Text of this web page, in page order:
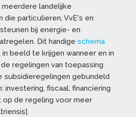
landelijke
die particulieren, VvE's en
bij energie- en
Dit handige schema
beeld te krijgen wanneer en in
regelingen van toepassing
subsidieregelingen gebundeld
investering, fiscaal, financiering
op de regeling voor meer